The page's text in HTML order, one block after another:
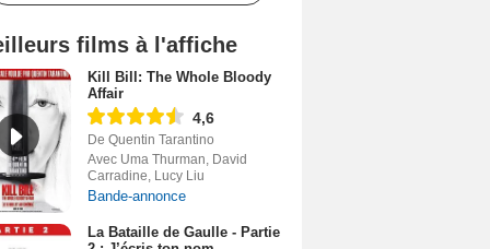
films à l'affiche
Kill Bill: The Whole Bloody
Affair
4,6
De Quentin Tarantino
Avec Uma Thurman, David
Carradine, Lucy Liu
Bande-annonce
La Bataille de Gaulle - Partie